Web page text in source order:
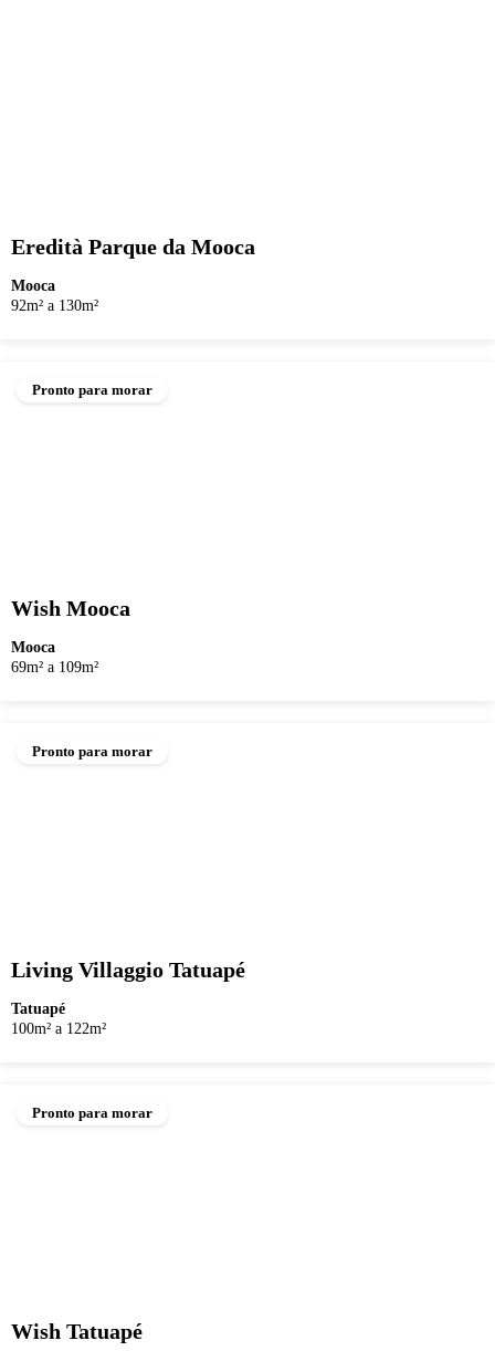
Eredità Parque da Mooca
Mooca
92m² a 130m²
Pronto para morar
Wish Mooca
Mooca
69m² a 109m²
Pronto para morar
Living Villaggio Tatuapé
Tatuapé
100m² a 122m²
Pronto para morar
Wish Tatuapé